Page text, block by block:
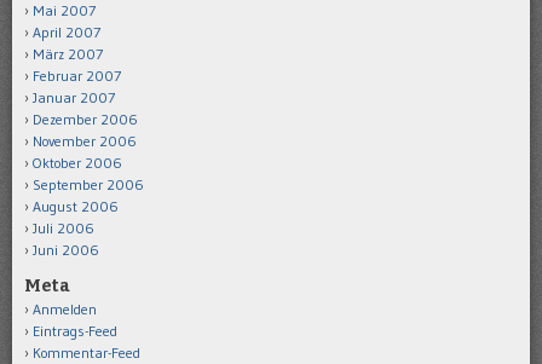
Mai 2007
April 2007
März 2007
Februar 2007
Januar 2007
Dezember 2006
November 2006
Oktober 2006
September 2006
August 2006
Juli 2006
Juni 2006
Meta
Anmelden
Eintrags-Feed
Kommentar-Feed